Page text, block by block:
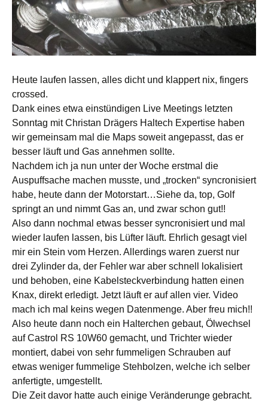
Heute laufen lassen, alles dicht und klappert nix, fingers
crossed.
Dank eines etwa einstündigen Live Meetings letzten
Sonntag mit Christan Drägers Haltech Expertise haben
wir gemeinsam mal die Maps soweit angepasst, das er
besser läuft und Gas annehmen sollte.
Nachdem ich ja nun unter der Woche erstmal die
Auspuffsache machen musste, und „trocken“ syncronisiert
habe, heute dann der Motorstart…Siehe da, top, Golf
springt an und nimmt Gas an, und zwar schon gut!!
Also dann nochmal etwas besser syncronisiert und mal
wieder laufen lassen, bis Lüfter läuft. Ehrlich gesagt viel
mir ein Stein vom Herzen. Allerdings waren zuerst nur
drei Zylinder da, der Fehler war aber schnell lokalisiert
und behoben, eine Kabelsteckverbindung hatten einen
Knax, direkt erledigt. Jetzt läuft er auf allen vier. Video
mach ich mal keins wegen Datenmenge. Aber freu mich!!
Also heute dann noch ein Halterchen gebaut, Ölwechsel
auf Castrol RS 10W60 gemacht, und Trichter wieder
montiert, dabei von sehr fummeligen Schrauben auf
etwas weniger fummelige Stehbolzen, welche ich selber
anfertigte, umgestellt.
Die Zeit davor hatte auch einige Veränderunge gebracht.